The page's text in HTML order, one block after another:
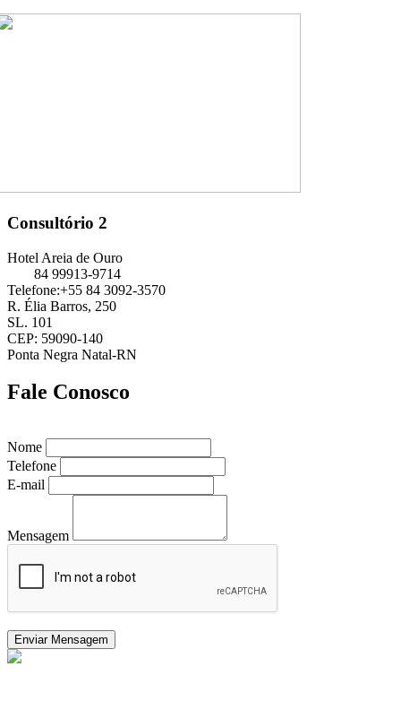
Consultório 2
Hotel Areia de Ouro
84 99913-9714
Telefone:+55 84 3092-3570
R. Élia Barros, 250
SL. 101
CEP: 59090-140
Ponta Negra Natal-RN
Fale Conosco
Nome
Telefone
E-mail
Mensagem
Enviar Mensagem